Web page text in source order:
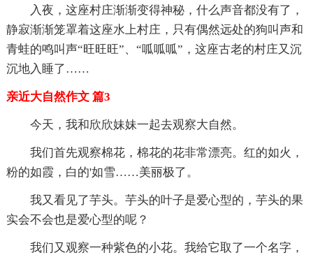
入夜，这座村庄渐渐变得神秘，什么声音都没有了，
静寂渐渐笼罩着这座水上村庄，只有偶然远处的狗叫声和
青蛙的鸣叫声“旺旺旺”、“呱呱呱”，这座古老的村庄又沉
沉地入睡了……
亲近大自然作文 篇3
今天，我和欣欣妹妹一起去观察大自然。
我们首先观察棉花，棉花的花非常漂亮。红的如火，
粉的如霞，白的'如雪……美丽极了。
我又看见了芋头。芋头的叶子是爱心型的，芋头的果
实会不会也是爱心型的呢？
我们又观察一种紫色的小花。我给它取了一个名字，